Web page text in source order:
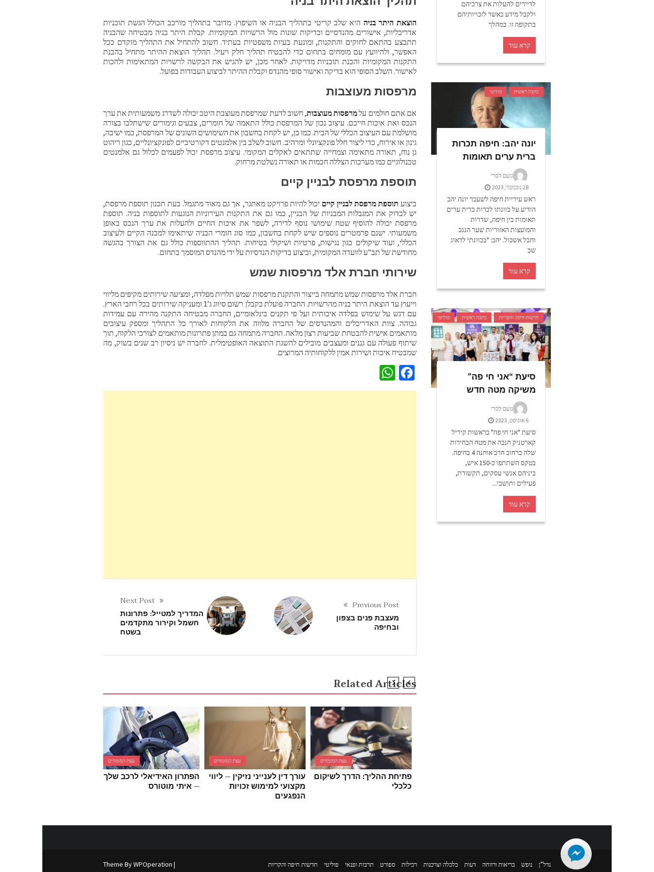
הוצאת היתר בניה היא שלב קריטי בתהליך הבניה או השיפוץ. מדובר בתהליך מורכב הכולל הגשת תוכניות
אדריכליות, אישורים מהנדסיים ובדיקות שונות מול הרשויות המקומיות. קבלת היתר בניה מבטיחה שהבניה
תתבצע בהתאם לחוקים והתקנות, ומונעת בעיות משפטיות בעתיד. חשוב להתחיל את התהליך מוקדם ככל
האפשר, ולהיוועץ עם מומחים בתחום כדי להבטיח תהליך חלק ויעיל. תהליך הוצאת ההיתר מתחיל בהבנת
התקנות המקומיות והכנת תוכניות מדויקות. לאחר מכן, יש להגיש את הבקשה לרשויות המתאימות ולחכות
לאישור. השלב הסופי הוא בדיקה ואישור סופי מהנדס וקבלת ההיתר לביצוע העבודות בפועל.
מרפסות מעוצבות
אם אתם חולמים עלמרפסות מעוצבות, חשוב לדעת שמרפסת מעוצבת היטב יכולה לשדרג משמעותית את ערך
הנכס ואת איכות חייכם. עיצוב נכון של המרפסת כולל התאמה של חומרים, צבעים וגימורים שישתלבו בצורה
מושלמת עם העיצוב הכללי של הבית. כמו כן, יש לקחת בחשבון את השימושים השונים של המרפסת, כמו ישיבה,
גינון או אירוח, כדי ליצור חלל פונקציונלי ומרהיב. חשוב לשלב בין אלמנטים דקורטיביים לפונקציונליים, כגון ריהוט
גן נוח, תאורה מתאימה וצמחייה שתתאים לאקלים המקומי. עיצוב מרפסת יכול לפעמים לכלול גם אלמנטים
טכנולוגיים כמו מערכות הצללה חכמות או תאורה נשלטת מרחוק.
תוספת מרפסת לבניין קיים
ביצוע תוספת מרפסת לבניין קיים יכול להיות פרויקט מאתגר, אך גם מאוד מתגמל. בעת תכנון תוספת מרפסת,
יש לבדוק את המגבלות המבניות של הבניין, כמו גם את התקנות העירוניות הנוגעות לתוספות בניה. תוספת
מרפסת יכולה להוסיף שטח שימושי נוסף לדירה, לשפר את איכות החיים ולהעלות את ערך הנכס באופן
משמעותי. ישנם פרמטרים נוספים שיש לקחת בחשבון, כמו סוג חומרי הבניה שיתאימו למבנה הקיים ולעיצוב
הכללי, ועוד שיקולים כגון נגישות, פרטיות ושיקולי בטיחות. תהליך ההתווספות כולל גם את הצורך בהגשה
מחודשת של תב”ע לוועדה המקומית, וביצוע בדיקות הנדסיות על ידי מהנדס המוסמך בתחום.
שירותי חברת אלד מרפסות שמש
חברת אלד מרפסות שמש מתמחה בייצור והתקנת מרפסות שמש תלויות מפלדה, ומציעה שירותים מקיפים מליווי
וייעוץ עד הוצאת היתר בניה מהרשויות. החברה פועלת כקבלן רשום סיווג ג’1 ומעניקה שירותים בכל רחבי הארץ.
עם דגש על שימוש בפלדה איכותית ועל פי תקנים בינלאומיים, החברה מבטיחה התקנה מהירה עם עמידות
גבוהה. צוות האדריכלים והמהנדסים של החברה מלווה את הלקוחות לאורך כל התהליך ומספק עיצובים
מותאמים אישית להבטחת שביעות רצון מלאה. החברה מתמחה גם במתן פתרונות מותאמים לצורכי הלקוח, תוך
שיתוף פעולה עם גננים ומעצבים מובילים להשגת התוצאה האופטימלית. לחברה יש ניסיון רב שנים בשוק, מה
שמבטיח איכות ושירות אמין ללקוחותיה המרוצים.
Facebook
Previous Post
מעצבת פנים בצפון
ובחיפה
Next Post
המדריך למטייל: פתרונות
חשמל וקירור מתקדמים
בשטח
Related Articles
עצת המומחים
הפתרון האידיאלי לרכב שלך
– איתי מוטורס
עצת המומחים
עורך דין לענייני נזיקין – ליווי
מקצועי למימוש זכויות
הנפגעים
עצת המומחים
פתיחת ההליך: הדרך לשיקום
כלכלי
לדיירים להעלות את צרכיהם
ולקבל מידע באשר לזכויותיהם
בתקופה זו. במהלך
קרא עוד
כתבה ראשית פוליטי
יונה יהב: חיפה תכרות
ברית ערים תאומות
נועם לסרי
28 נובמבר, 2023
ראש עיריית חיפה לשעבר יונה יהב
הודיע על כוונתו לכרות ברית ערים
תאומות בין חיפה, שדרות
והמועצות האזוריות שער הנגב
וחבל אשכול. יהב: "בכוונתי לדאוג
שכ
קרא עוד
חדשות חיפה והקריות כתבה ראשית פוליטי
סיעת “אני חי פה”
משיקה מטה חדש
נועם לסרי
6 אוגוסט, 2023
סיעת "אני חי פה" בראשות קיריל
קארטניק חנכה את מטה הבחירות
שלה ברחוב הרב אוחנה 4 בחיפה.
בטקס השתתפו כ-150 איש,
ביניהם אנשי עסקים, תקשורת,
פעילים ותושבי...
קרא עוד
| Theme By
WPOperation נדל”ן נופש בריאות ורווחה דעות כלכלה וצרכנות רכילות ספורט תרבות ופנאי פוליטי חדשות חיפה והקריות